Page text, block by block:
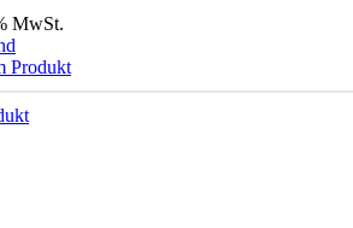
MwSt.
Produkt